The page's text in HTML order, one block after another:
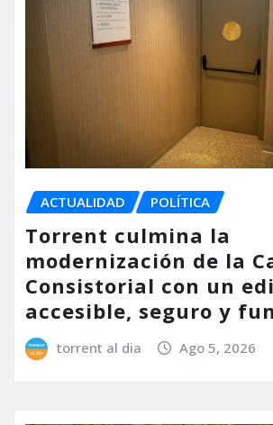
ACTUALIDAD POLÍTICA
Torrent culmina la
modernización de la
Consistorial con un
accesible, seguro y
torrent al dia Ago 5, 2026